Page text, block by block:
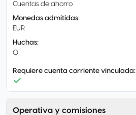
Cuentas de ahorro
Monedas admitidas:
EUR
Huchas:
0
Requiere cuenta corriente vinculada:
Operativa y comisiones